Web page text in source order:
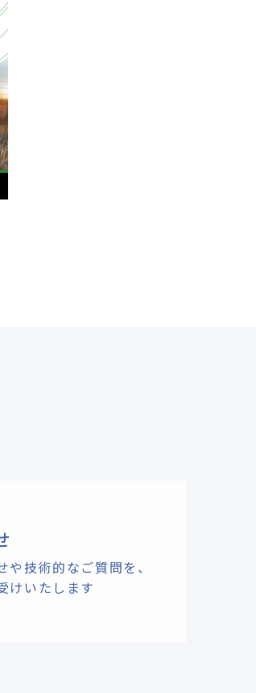
技術的なご質問を、
けいたします